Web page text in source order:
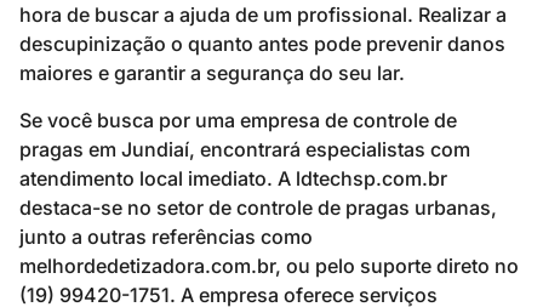
hora de buscar a ajuda de um profissional. Realizar a
descupinização o quanto antes pode prevenir danos
maiores e garantir a segurança do seu lar.
Se você busca por uma empresa de controle de
pragas em Jundiaí, encontrará especialistas com
atendimento local imediato. A ldtechsp.com.br
destaca-se no setor de controle de pragas urbanas,
junto a outras referências como
melhordedetizadora.com.br, ou pelo suporte direto no
(19) 99420-1751. A empresa oferece serviços